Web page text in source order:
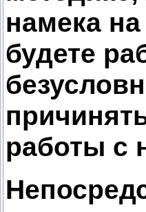
намека
будете
работы с